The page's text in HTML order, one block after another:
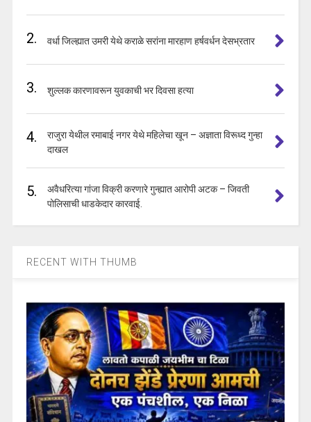
2. वर्धा जिल्ह्यात उमरी येथे कराळे सरांना मारहाण हर्षवर्धन देसभ्रतार
3. शुल्लक कारणावरून युवकाची भर दिवसा हत्या
4.
राजुरा येथील रमाबाई नगर येथे महिलेचा खून – अज्ञाता विरूध्द गुन्हा
दाखल
5.
अवैधरित्या गांजा विक्री करणारे गुन्ह्यात आरोपी अटक – जिवती
पोलिसाची धाडकेदार कारवाई.
RECENT WITH THUMB